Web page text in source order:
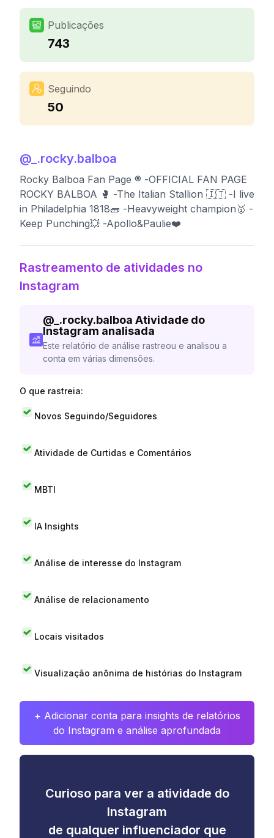
Publicações
743
Seguindo
50
@ _.rocky.balboa
Rocky Balboa Fan Page ®️ -OFFICIAL FAN PAGE
ROCKY BALBOA 🥊 -The Italian Stallion 🇮🇹 -I live
in Philadelphia 1818🧱 -Heavyweight champion🥇 -
Keep Punching💥 -Apollo&Paulie❤️
Rastreamento de atividades no
Instagram
@_.rocky.balboa Atividade do
Instagram analisada
Este relatório de análise rastreou e analisou a
conta em várias dimensões.
O que rastreia:
Novos Seguindo/Seguidores
Atividade de Curtidas e Comentários
MBTI
IA Insights
Análise de interesse do Instagram
Análise de relacionamento
Locais visitados
Visualização anônima de histórias do Instagram
+ Adicionar conta para insights de relatórios
do Instagram e análise aprofundada
Curioso para ver a atividade do
Instagram
de qualquer influenciador que